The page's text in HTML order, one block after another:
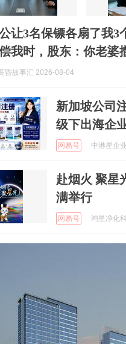
让3名保镖各扇了我
我时，股东：你老婆
昏故事汇 2026-08-04
新加坡公司
级下出海企
网易号 中港星企
赴烟火 聚星光丨鸿星集团2026年度烧烤音乐节圆
满举行
网易号 鸿星净化